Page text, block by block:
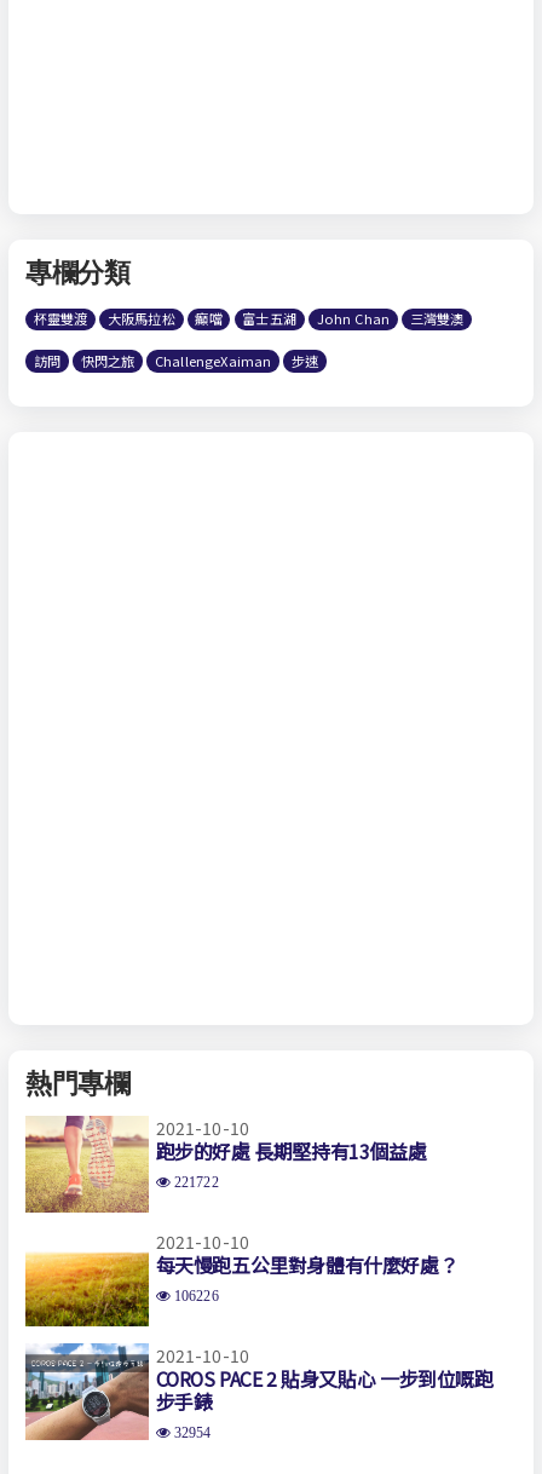
專欄分類
杯靈雙渡 大阪馬拉松 癲噹 富士五湖 John Chan 三灣雙澳
訪問 快閃之旅 ChallengeXaiman 步速
熱門專欄
2021-10-10
跑步的好處 長期堅持有13個益處
221722
2021-10-10
每天慢跑五公里對身體有什麼好處？
106226
2021-10-10
COROS PACE 2 貼身又貼心 一步到位嘅跑
步手錶
32954